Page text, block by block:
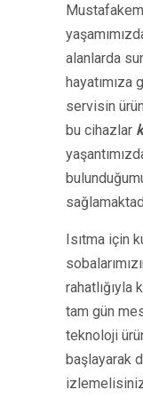
alanlarda
servisin
bu cihazlar
Isıtma için
rahatlığıyla
tam gün
teknoloji
başlayarak